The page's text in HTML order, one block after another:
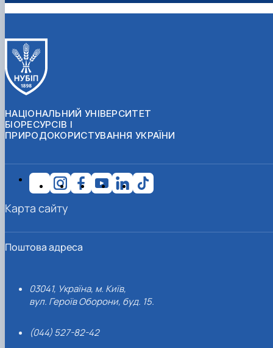
НАЦІОНАЛЬНИЙ УНІВЕРСИТЕТ
БІОРЕСУРСІВ І
ПРИРОДОКОРИСТУВАННЯ УКРАЇНИ
Поштова адреса
03041, Україна, м. Київ,
вул. Героїв Оборони, буд. 15.
(044) 527-82-42
Карта сайту